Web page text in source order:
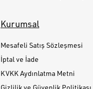
Kurumsal
Mesafeli Satış Sözleşmesi
İptal ve İade
KVKK Aydınlatma Metni
Gizlilik ve Güvenlik Politikası